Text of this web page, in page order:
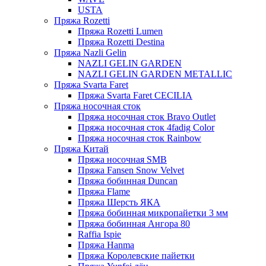
USTA
Пряжа Rozetti
Пряжа Rozetti Lumen
Пряжа Rozetti Destina
Пряжа Nazli Gelin
NAZLI GELIN GARDEN
NAZLI GELIN GARDEN METALLIC
Пряжа Svarta Faret
Пряжа Svarta Faret CECILIA
Пряжа носочная сток
Пряжа носочная сток Bravo Outlet
Пряжа носочная сток 4fadig Color
Пряжа носочная сток Rainbow
Пряжа Китай
Пряжа носочная SMB
Пряжа Fansen Snow Velvet
Пряжа бобинная Duncan
Пряжа Flame
Пряжа Шерсть ЯКА
Пряжа бобинная микропайетки 3 мм
Пряжа бобинная Ангора 80
Raffia Ispie
Пряжа Hanma
Пряжа Королевские пайетки